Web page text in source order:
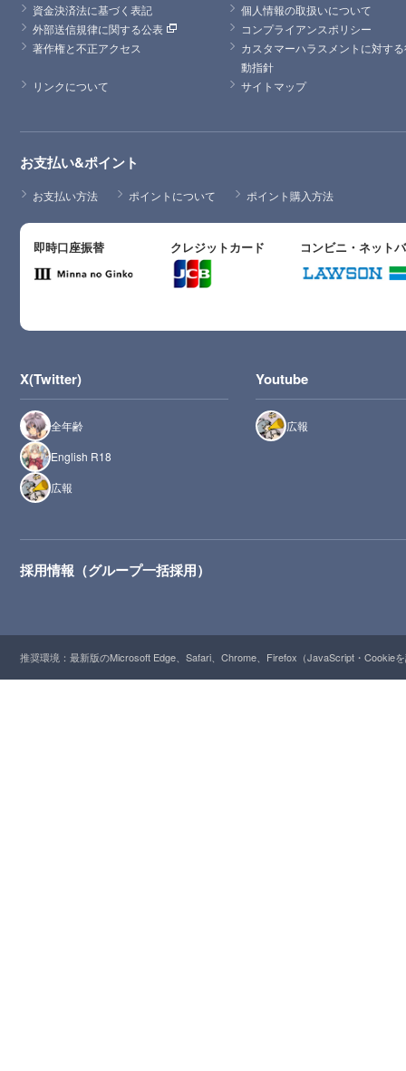
資金決済法に基づく表記
個人情報の取扱いについて
外部送信規律に関する公表
コンプライアンスポリシー
著作権と不正アクセス
カスタマーハラスメントに対す
動指針
リンクについて
サイトマップ
お支払い&ポイント
お支払い方法 ポイントについて ポイント購入方法
即時口座振替 クレジットカード コンビニ・ネット
X(Twitter)
全年齢
English R18
広報
Youtube
広報
採用情報（グループ一括採用）
推奨環境：最新版のMicrosoft Edge、Safari、Chrome、Firefox（JavaScript・Cookie